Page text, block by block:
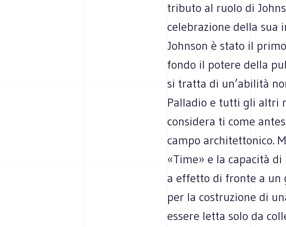
tributo al ruolo di
celebrazione della sua
Johnson è stato il
fondo il potere della
si tratta di un’abilità
Palladio e tutti gli altri
considera ti come
campo architettonico.
«Time» e la capacità
a effetto di fronte a un
per la costruzione di
essere letta solo da